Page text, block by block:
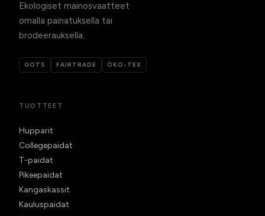
Ekologiset mainosvaatteet
omalla painatuksella tai
brodeerauksella.
GOTS FAIRTRADE ÖKO-TEX
TUOTTEET
Hupparit
Collegepaidat
T-paidat
Pikeepaidat
Kangaskassit
Kauluspaidat